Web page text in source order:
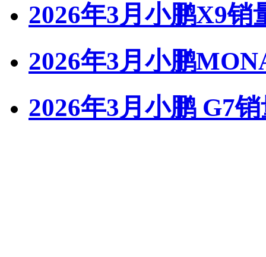
2026年3月小鹏X9销
2026年3月小鹏
2026年3月小鹏 G7